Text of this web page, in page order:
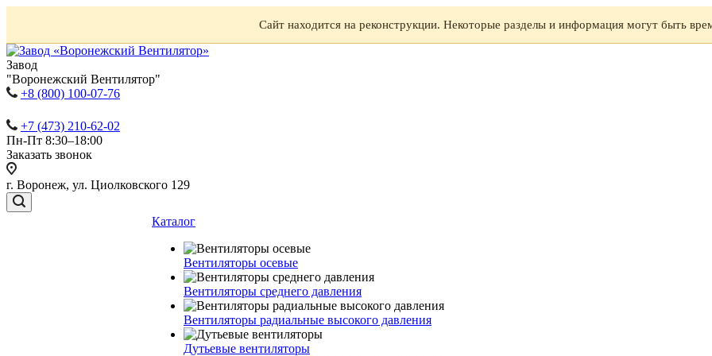
Сайт находится на реконструкции. Некоторые разделы и информация могут быть
Завод
"Воронежский Вентилятор"
+8 (800) 100-07-76
+7 (473) 210-62-02
Пн-Пт 8:30–18:00
Заказать звонок
г. Воронеж, ул. Циолковского 129
Каталог
Вентиляторы осевые
Вентиляторы среднего давления
Вентиляторы радиальные высокого давления
Дутьевые вентиляторы